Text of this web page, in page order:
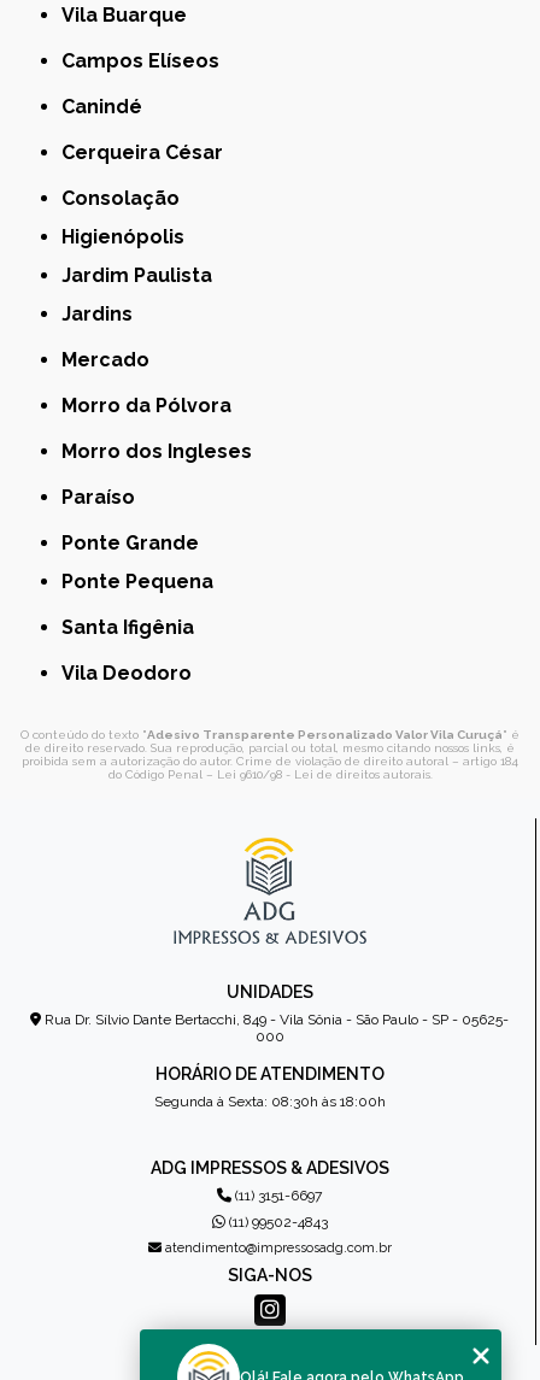
Vila Buarque
Campos Elíseos
Canindé
Cerqueira César
Consolação
Higienópolis
Jardim Paulista
Jardins
Mercado
Morro da Pólvora
Morro dos Ingleses
Paraíso
Ponte Grande
Ponte Pequena
Santa Ifigênia
Vila Deodoro
O conteúdo do texto "Adesivo Transparente Personalizado Valor Vila Curuçá" é
de direito reservado. Sua reprodução, parcial ou total, mesmo citando nossos links, é
proibida sem a autorização do autor. Crime de violação de direito autoral – artigo 184
do Código Penal – Lei 9610/98 - Lei de direitos autorais.
UNIDADES
Rua Dr. Sílvio Dante Bertacchi, 849 - Vila Sônia - São Paulo - SP - 05625-
000
HORÁRIO DE ATENDIMENTO
Segunda à Sexta: 08:30h às 18:00h
ADG IMPRESSOS & ADESIVOS
(11) 3151-6697
(11) 99502-4843
atendimento@impressosadg.com.br
SIGA-NOS
MENU